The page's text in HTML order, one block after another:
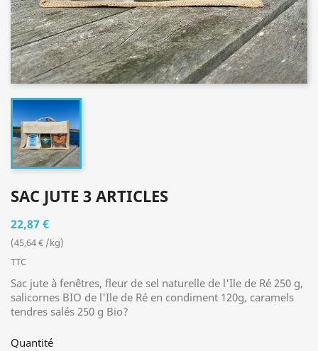
SAC JUTE 3 ARTICLES
22,87 €
(45,64 € /kg)
TTC
Sac jute à fenêtres, fleur de sel naturelle de l'Ile de Ré 250 g,
salicornes BIO de l'Ile de Ré en condiment 120g, caramels
tendres salés 250 g Bio?
Quantité